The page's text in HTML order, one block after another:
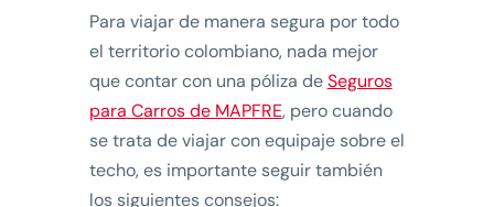
Para viajar de manera segura por todo
el territorio colombiano, nada mejor
que contar con una póliza deSeguros
para Carros de MAPFRE, pero cuando
se trata de viajar con equipaje sobre el
techo, es importante seguir también
los siguientes consejos: